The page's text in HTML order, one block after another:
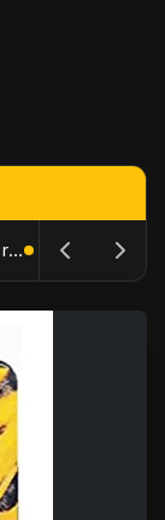
The Batman : Part II – Robert Pattinson replonge dans les ténèbres de Gotham dès octobre 2027